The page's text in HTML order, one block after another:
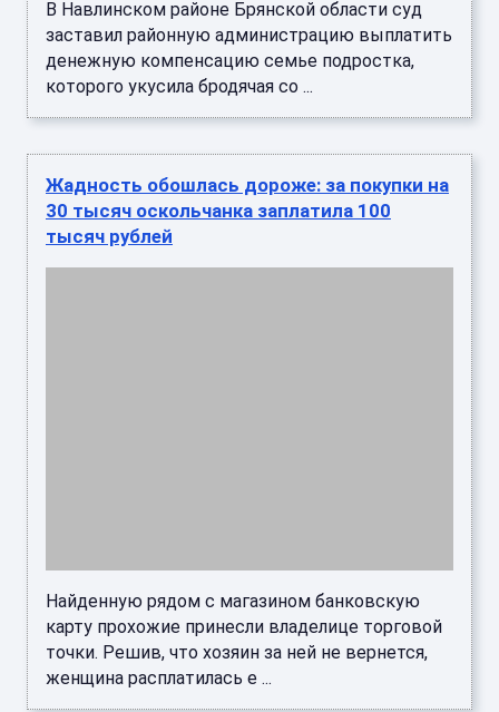
В Навлинском районе Брянской области суд
заставил районную администрацию выплатить
денежную компенсацию семье подростка,
которого укусила бродячая со ...
Жадность обошлась дороже: за покупки на
30 тысяч оскольчанка заплатила 100
тысяч рублей
Найденную рядом с магазином банковскую
карту прохожие принесли владелице торговой
точки. Решив, что хозяин за ней не вернется,
женщина расплатилась е ...